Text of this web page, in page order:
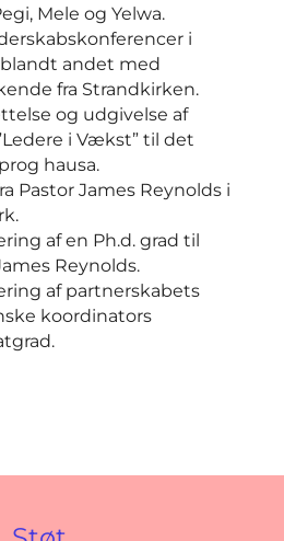
Mele og Yelwa.
i
andet med
fra Strandkirken.
og udgivelse af
i Vækst” til det
hausa.
Pastor James Reynolds i
af en Ph.d. grad til
Reynolds.
af partnerskabets
koordinators